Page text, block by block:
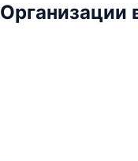
Организации